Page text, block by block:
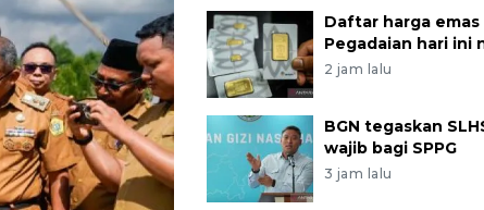
Daftar harga emas
Pegadaian hari ini
2 jam lalu
BGN tegaskan
wajib bagi SPPG
3 jam lalu